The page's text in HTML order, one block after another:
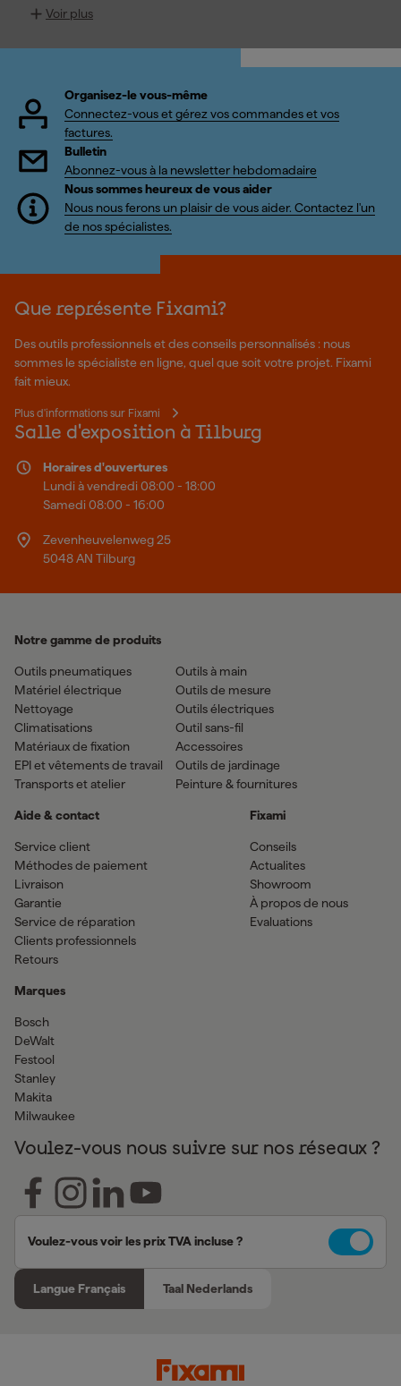
Voir plus
Organisez-le vous-même
Connectez-vous et gérez vos commandes et vos
factures.
Bulletin
Abonnez-vous à la newsletter hebdomadaire
Nous sommes heureux de vous aider
Nous nous ferons un plaisir de vous aider. Contactez l'un
de nos spécialistes.
Que représente Fixami?
Des outils professionnels et des conseils personnalisés : nous
sommes le spécialiste en ligne, quel que soit votre projet. Fixami
fait mieux.
Plus d'informations sur Fixami
Salle d'exposition à Tilburg
Horaires d'ouvertures
Lundi à vendredi 08:00 - 18:00
Samedi 08:00 - 16:00
Zevenheuvelenweg 25
5048 AN Tilburg
Notre gamme de produits
Outils pneumatiques
Matériel électrique
Nettoyage
Climatisations
Matériaux de fixation
EPI et vêtements de travail
Transports et atelier
Outils à main
Outils de mesure
Outils électriques
Outil sans-fil
Accessoires
Outils de jardinage
Peinture & fournitures
Aide & contact
Service client
Méthodes de paiement
Livraison
Garantie
Service de réparation
Clients professionnels
Retours
Marques
Bosch
DeWalt
Festool
Stanley
Makita
Milwaukee
Fixami
Conseils
Actualites
Showroom
À propos de nous
Evaluations
Voulez-vous nous suivre sur nos réseaux ?
Voulez-vous voir les prix TVA incluse ?
Langue Français Taal Nederlands